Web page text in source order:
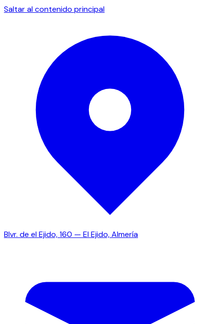
Saltar al contenido principal
Blvr. de el Ejido, 160 — El Ejido, Almería